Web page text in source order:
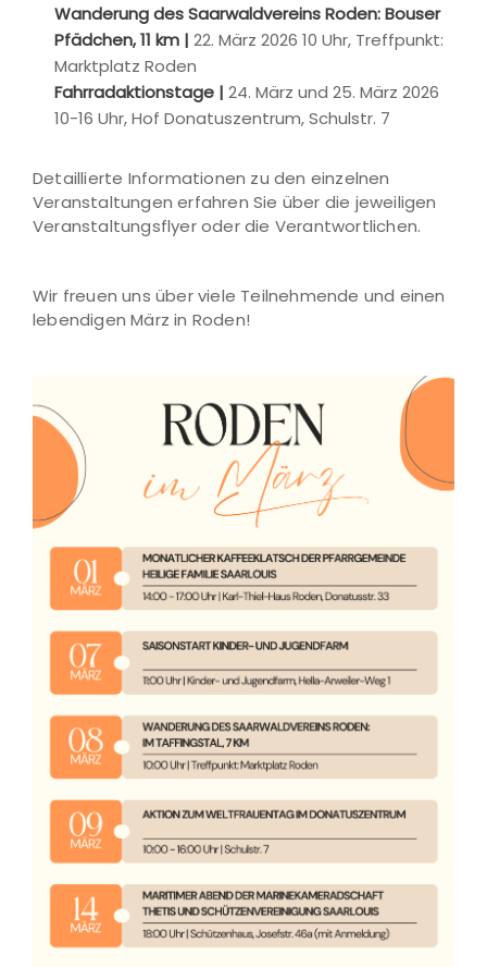
Wanderung des Saarwaldvereins Roden: Bouser
Pfädchen, 11 km | 22. März 2026 10 Uhr, Treffpunkt:
Marktplatz Roden
Fahrradaktionstage | 24. März und 25. März 2026
10-16 Uhr, Hof Donatuszentrum, Schulstr. 7
Detaillierte Informationen zu den einzelnen
Veranstaltungen erfahren Sie über die jeweiligen
Veranstaltungsflyer oder die Verantwortlichen.
Wir freuen uns über viele Teilnehmende und einen
lebendigen März in Roden!